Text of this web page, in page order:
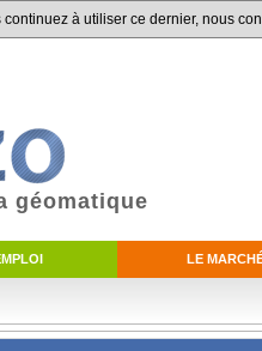
à utiliser ce dernier, nous
LE
géomatique